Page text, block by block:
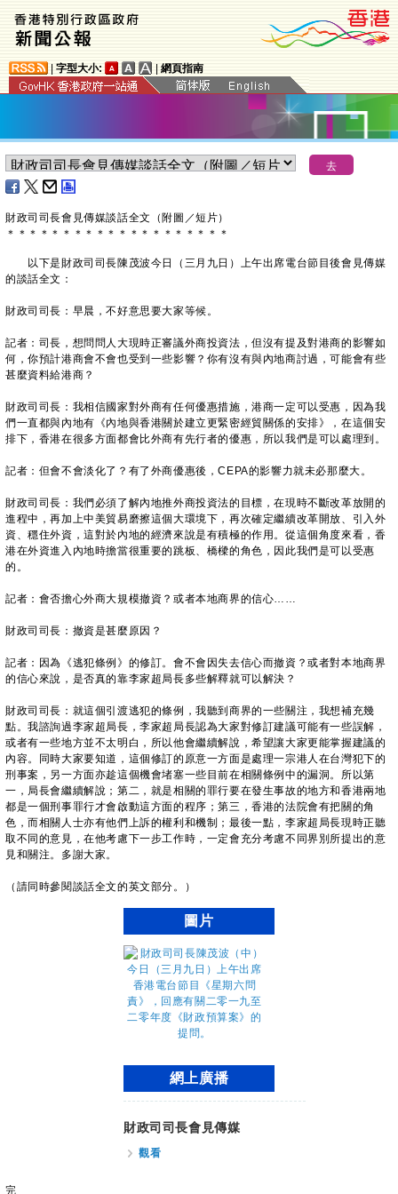
字型大小: 網頁指南
財政司司長會見傳媒談話全文（附圖／短片）
＊ ＊ ＊ ＊ ＊ ＊ ＊ ＊ ＊ ＊ ＊ ＊ ＊ ＊ ＊ ＊ ＊ ＊ ＊ ＊
以下是財政司司長陳茂波今日（三月九日）上午出席電台節目後會見傳媒
的談話全文：
財政司司長：早晨，不好意思要大家等候。
記者：司長，想問問人大現時正審議外商投資法，但沒有提及對港商的影響如
何，你預計港商會不會也受到一些影響？你有沒有與內地商討過，可能會有些
甚麼資料給港商？
財政司司長：我相信國家對外商有任何優惠措施，港商一定可以受惠，因為我
們一直都與內地有《內地與香港關於建立更緊密經貿關係的安排》，在這個安
排下，香港在很多方面都會比外商有先行者的優惠，所以我們是可以處理到。
記者：但會不會淡化了？有了外商優惠後，CEPA的影響力就未必那麼大。
財政司司長：我們必須了解內地推外商投資法的目標，在現時不斷改革放開的
進程中，再加上中美貿易磨擦這個大環境下，再次確定繼續改革開放、引入外
資、穩住外資，這對於內地的經濟來說是有積極的作用。從這個角度來看，香
港在外資進入內地時擔當很重要的跳板、橋樑的角色，因此我們是可以受惠
的。
記者：會否擔心外商大規模撤資？或者本地商界的信心……
財政司司長：撤資是甚麼原因？
記者：因為《逃犯條例》的修訂。會不會因失去信心而撤資？或者對本地商界
的信心來說，是否真的靠李家超局長多些解釋就可以解決？
財政司司長：就這個引渡逃犯的條例，我聽到商界的一些關注，我想補充幾
點。我諮詢過李家超局長，李家超局長認為大家對修訂建議可能有一些誤解，
或者有一些地方並不太明白，所以他會繼續解說，希望讓大家更能掌握建議的
內容。同時大家要知道，這個修訂的原意一方面是處理一宗港人在台灣犯下的
刑事案，另一方面亦趁這個機會堵塞一些目前在相關條例中的漏洞。所以第
一，局長會繼續解說；第二，就是相關的罪行要在發生事故的地方和香港兩地
都是一個刑事罪行才會啟動這方面的程序；第三，香港的法院會有把關的角
色，而相關人士亦有他們上訴的權利和機制；最後一點，李家超局長現時正聽
取不同的意見，在他考慮下一步工作時，一定會充分考慮不同界別所提出的意
見和關注。多謝大家。
（請同時參閱談話全文的英文部分。）
圖片
網上廣播
財政司司長會見傳媒
觀看
完